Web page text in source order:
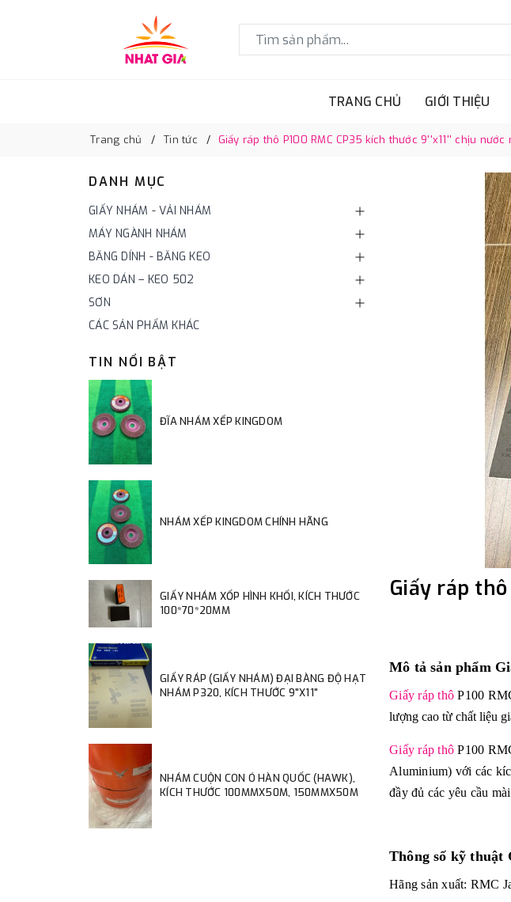
TRANG CHỦ GIỚI THIỆU
Trang chủ Tin tức Giấy ráp thô P100 RMC CP35 kích thước 9''x11'' chịu
DANH MỤC
GIẤY NHÁM - VẢI NHÁM
MÁY NGÀNH NHÁM
BĂNG DÍNH - BĂNG KEO
KEO DÁN – KEO 502
SƠN
CÁC SẢN PHẨM KHÁC
TIN NỔI BẬT
ĐĨA NHÁM XẾP KINGDOM
NHÁM XẾP KINGDOM CHÍNH HÃNG
GIẤY NHÁM XỐP HÌNH KHỐI, KÍCH THƯỚC
100*70*20MM
GIẤY RÁP (GIẤY NHÁM) ĐẠI BÀNG ĐỘ HẠT
NHÁM P320, KÍCH THƯỚC 9"X11"
NHÁM CUỘN CON Ó HÀN QUỐC (HAWK),
KÍCH THƯỚC 100MMX50M, 150MMX50M
Giấy ráp thô
Mô tả sản phẩm
Giấy ráp thô P100
lượng cao từ chất liệu
Giấy ráp thô P100
Aluminium) với các
đầy đủ các yêu cầu
Thông số kỹ thuật
Hãng sản xuất: RMC